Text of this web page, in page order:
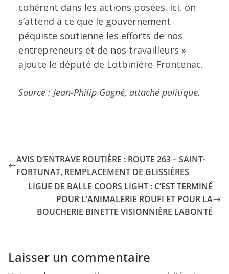
cohérent dans les actions posées. Ici, on
s’attend à ce que le gouvernement
péquiste soutienne les efforts de nos
entrepreneurs et de nos travailleurs »
ajoute le député de Lotbinière-Frontenac.
Source : Jean-Philip Gagné, attaché politique.
AVIS D’ENTRAVE ROUTIÈRE : ROUTE 263 – SAINT-
FORTUNAT, REMPLACEMENT DE GLISSIÈRES
LIGUE DE BALLE COORS LIGHT : C’EST TERMINÉ
POUR L’ANIMALERIE ROUFI ET POUR LA
BOUCHERIE BINETTE VISIONNIÈRE LABONTÉ
Laisser un commentaire